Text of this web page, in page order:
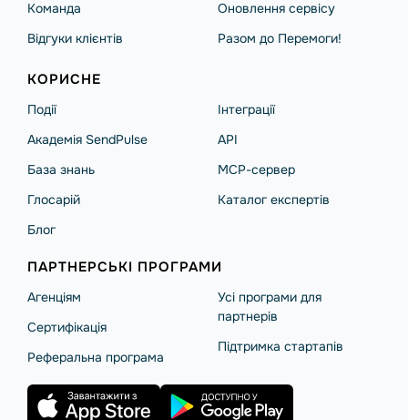
Команда
Відгуки клієнтів
Оновлення сервісу
Разом до Перемоги!
КОРИСНЕ
Події
Академія SendPulse
База знань
Глосарій
Блог
Інтеграції
API
MCP-сервер
Каталог експертів
ПАРТНЕРСЬКІ ПРОГРАМИ
Агенціям
Сертифікація
Реферальна програма
Усі програми для
партнерів
Підтримка стартапів